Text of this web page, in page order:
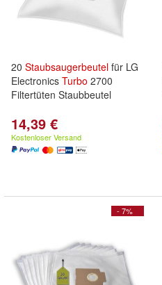
20 Staubsaugerbeutel für LG
Electronics Turbo 2700
Filtertüten Staubbeutel
14,39 €
Kostenloser Versand
- 7%